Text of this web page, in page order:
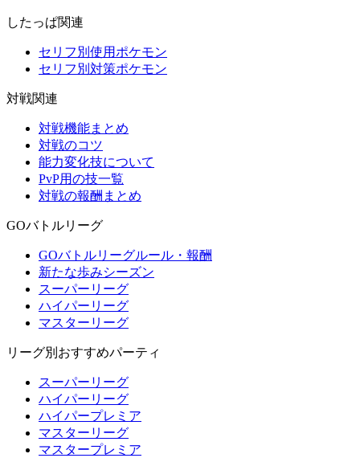
したっぱ関連
セリフ別使用ポケモン
セリフ別対策ポケモン
対戦関連
対戦機能まとめ
対戦のコツ
能力変化技について
PvP用の技一覧
対戦の報酬まとめ
GOバトルリーグ
GOバトルリーグルール・報酬
新たな歩みシーズン
スーパーリーグ
ハイパーリーグ
マスターリーグ
リーグ別おすすめパーティ
スーパーリーグ
ハイパーリーグ
ハイパープレミア
マスターリーグ
マスタープレミア